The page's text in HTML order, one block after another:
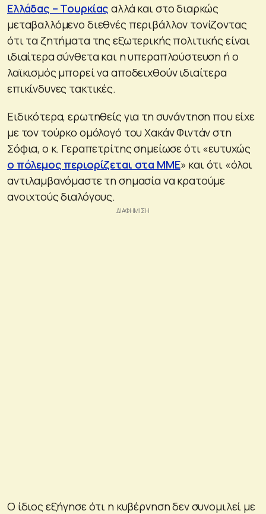
Ελλάδας – Τουρκίας αλλά και στο διαρκώς
μεταβαλλόμενο διεθνές περιβάλλον τονίζοντας
ότι τα ζητήματα της εξωτερικής πολιτικής είναι
ιδιαίτερα σύνθετα και η υπεραπλούστευση ή ο
λαϊκισμός μπορεί να αποδειχθούν ιδιαίτερα
επικίνδυνες τακτικές.
Ειδικότερα, ερωτηθείς για τη συνάντηση που είχε
με τον τούρκο ομόλογό του Χακάν Φιντάν στη
Σόφια, ο κ. Γεραπετρίτης σημείωσε ότι «ευτυχώς
ο πόλεμος περιορίζεται στα ΜΜΕ» και ότι «όλοι
αντιλαμβανόμαστε τη σημασία να κρατούμε
ανοιχτούς διαλόγους.
Ο ίδιος εξήγησε ότι η κυβέρνηση δεν συνομιλεί με